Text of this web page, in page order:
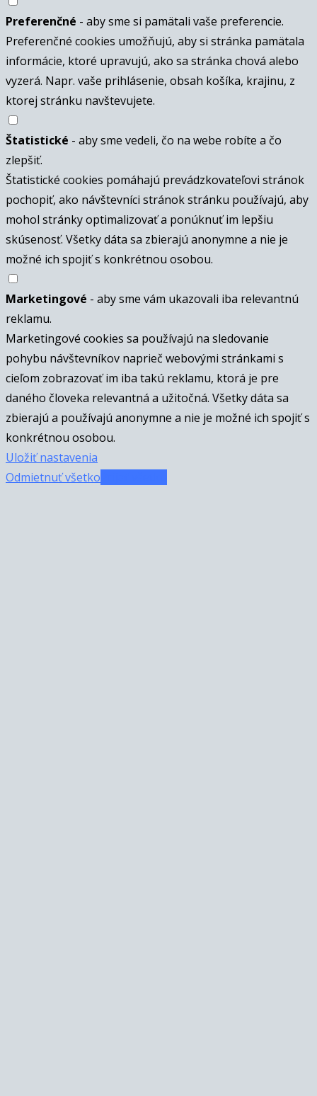
Preferenčné - aby sme si pamätali vaše preferencie.
Preferenčné cookies umožňujú, aby si stránka pamätala
informácie, ktoré upravujú, ako sa stránka chová alebo
vyzerá. Napr. vaše prihlásenie, obsah košíka, krajinu, z
ktorej stránku navštevujete.
Štatistické - aby sme vedeli, čo na webe robíte a čo
zlepšiť.
Štatistické cookies pomáhajú prevádzkovateľovi stránok
pochopiť, ako návštevníci stránok stránku používajú, aby
mohol stránky optimalizovať a ponúknuť im lepšiu
skúsenosť. Všetky dáta sa zbierajú anonymne a nie je
možné ich spojiť s konkrétnou osobou.
Marketingové - aby sme vám ukazovali iba relevantnú
reklamu.
Marketingové cookies sa používajú na sledovanie
pohybu návštevníkov naprieč webovými stránkami s
cieľom zobrazovať im iba takú reklamu, ktorá je pre
daného človeka relevantná a užitočná. Všetky dáta sa
zbierajú a používajú anonymne a nie je možné ich spojiť s
konkrétnou osobou.
Uložiť nastavenia
Odmietnuť všetko